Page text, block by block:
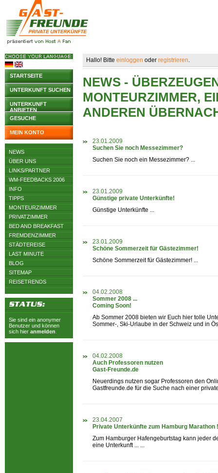
STARTSEITE
UNTERKUNFT SUCHEN
UNTERKUNFT
ANBIETEN
GESUCHE
MEIN KONTO
NEWS
ÜBER UNS
LINKS/PARTNER
WM-FEEDBACKS 2006
INFO
TIPPS
MONTEURZIMMER
PRIVATZIMMER
BED AND BREAKFAST
FREMDENZIMMER
STÄDTEREISE
LAST MINUTE
BLOG
SITEMAP
REISETRENDS
Sie sind ein anonymer
Benutzer und können
sich hier anmelden
Hallo! Bitte einloggen oder registrieren.
NEWS -
MONTEURZIMMER,
ANDEREN
23.01.2009
Suchen Sie noch Messezimmer?
Suchen Sie noch ein Messezimmer? ...
23.01.2009
Günstige private Unterkünfte!
Günstige Unterkünfte ...
23.01.2009
Schöne Sommerzeit für Gästezimmer!
Schöne Sommerzeit für Gästezimmer! ...
04.02.2008
Sommer 2008 ...
Coming Soon!
Ab Sommer 2008 bieten wir Euch hier tolle
Sommer-, Ski-Urlaube in der Schweiz und in
04.02.2008
Auch Professoren nutzen
Gast-Freunde.de
Neuerdings nutzen sogar Professoren den
Gastfreunde.de für die Suche nach einer
23.04.2007
Private Unterkünfte zum Hamburg Marathon
Zum Hamburger Hafengeburtstag kann jeder
eine Unterkunft ... ...